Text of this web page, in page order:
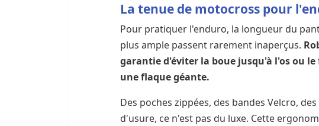
La tenue de motocross pour
Pour pratiquer l'enduro, la longueur du
plus ample passent rarement inaperçus.
garantie d'éviter la boue jusqu'à l'os ou
une flaque géante.
Des poches zippées, des bandes Velcro,
d'usure, ce n'est pas du luxe. Cette